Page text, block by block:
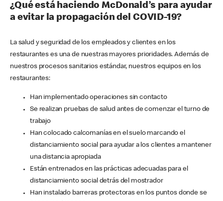
¿Qué está haciendo McDonald’s para ayudar
a evitar la propagación del COVID-19?
La salud y seguridad de los empleados y clientes en los
restaurantes es una de nuestras mayores prioridades. Además de
nuestros procesos sanitarios estándar, nuestros equipos en los
restaurantes:
Han implementado operaciones sin contacto
Se realizan pruebas de salud antes de comenzar el turno de
trabajo
Han colocado calcomanías en el suelo marcando el
distanciamiento social para ayudar a los clientes a mantener
una distancia apropiada
Están entrenados en las prácticas adecuadas para el
distanciamiento social detrás del mostrador
Han instalado barreras protectoras en los puntos donde se